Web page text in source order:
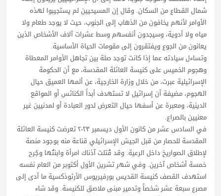
شمال القطاع من السكان. وقال إن المسيحيين لم يستجيبوا لهذه
الأوامر لأنهم يخافون من الذهاب إلى الجنوب، حيث لا يوجد طعام ولا
مياه ولا أدوية، وسيجدون أنفسهم وسط عشرات آلاف الأشخاص الذين
يعانون من الجوع ويفتقرون إلى مقومات الحياة الأساسية.
وتساءل سيادته عما إذا كانت توجد صلة بين تجاهل الأوامر المعطاة
وهجوم الخميس على كنيسة العائلة المقدسة، مع أن الحكومة
الإسرائيلية عبرت، من خلال وزارة الخارجية، عن ألمها العميق حيال
الهجوم، مضيفة أن إسرائيل لا تستهدف أبداً الكنائس أو المواقع
الدينية، ومعبرة عن أسفها حيال التعرض لدور العبادة أو لمدنيين غير
معنيين بالصراع.
في السادس عشر من كانون الأول ديسمبر ٢٠٢٣ تعرضت كنيسة العائلة
المقدسة للحصار من قبل الجيش الإسرائيلي قناعة منه بوجود منصة
لإطلاق الصواريخ داخل الرعية. وقد قُتلت آذناك امرأة وابنتُها وجُرح
خمسة أشخاص آخرين. وفي شهر تشرين الأول أكتوبر من العام نفسه
استهدف القصف كنيسة القديس بورفيريوس الأرثوذكسية ما أدى إلى
مصرع سبعة عشر شخصاً وتدمير مبنى ملاصق للكنيسة. وقد شاء